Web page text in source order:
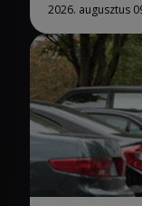
2026. augusztus